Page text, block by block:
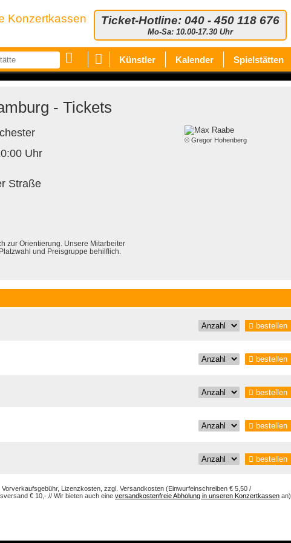
Konzertkassen Ticket-Hotline: 040 - 450 118 676
Mo-Sa: 10.00-17.30 Uhr
Künstler Kalender Spielstätten
- Tickets
Uhr
Straße
zur Orientierung. Unsere Mitarbeiter
und Preisgruppe behilflich.
© Gregor Hohenberg
bestellen
bestellen
bestellen
bestellen
bestellen
Lizenzkosten, zzgl. Versandkosten (Einwurfeinschreiben € 5,50 /
€ 10,- // Wir bieten auch eine versandkostenfreie Abholung in unseren Konzertkassen an)